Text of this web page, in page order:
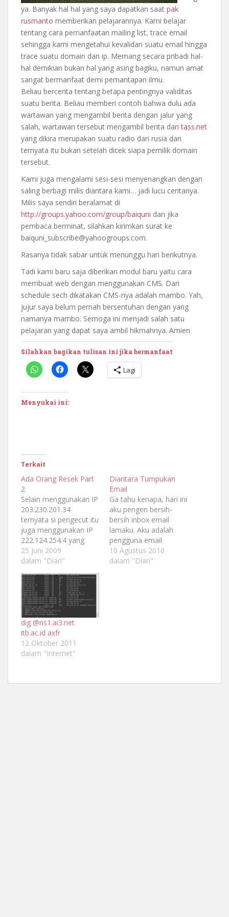
ya. Banyak hal hal yang saya dapatkan saat pak
rusmanto memberikan pelajarannya. Kami belajar
tentang cara pemanfaatan mailing list, trace email
sehingga kami mengetahui kevalidan suatu email hingga
trace suatu domain dan ip. Memang secara pribadi hal-
hal demikian bukan hal yang asing bagiku, namun amat
sangat bermanfaat demi pemantapan ilmu.
Beliau bercerita tentang betapa pentingnya validitas
suatu berita. Beliau memberi contoh bahwa dulu ada
wartawan yang mengambil berita dengan jalur yang
salah, wartawan tersebut mengambil berita daritass.net
yang dikira merupakan suatu radio dari rusia dan
ternyata itu bukan setelah dicek siapa pemilik domain
tersebut.
Kami juga mengalami sesi-sesi menyenangkan dengan
saling berbagi milis diantara kami… jadi lucu ceritanya.
Milis saya sendiri beralamat di
http://groups.yahoo.com/group/baiquni dan jika
pembaca berminat, silahkan kirimkan surat ke
baiquni_subscribe@yahoogroups.com.
Rasanya tidak sabar untuk menunggu hari berikutnya.
Tadi kami baru saja diberikan modul baru yaitu cara
membuat web dengan menggunakan CMS. Dari
schedule sech dikatakan CMS-nya adalah mambo. Yah,
jujur saya belum pernah bersentuhan dengan yang
namanya mambo. Semoga ini menjadi salah satu
pelajaran yang dapat saya ambil hikmahnya. Amien
Silahkan bagikan tulisan ini jika bermanfaat
Lagi
Menyukai ini:
Terkait
Ada Orang Resek Part
2
Selain menggunakan IP
203.230.201.34
ternyata si pengecut itu
juga menggunakan IP
222.124.254.4 yang
notabene IP milik
Astinet Telkom. Saya
mencoba mencari kira-
kira IP tersebut dimiliki
oleh instansi mana.
Sebuah surat sudah
saya layangkan ke
abuse@telkom.net.id
namun hingga saat ini
belum ada tanggapan
sama sekali. Sharing
25 Juni 2009
dalam "Diari"
Diantara Tumpukan
Email
Ga tahu kenapa, hari ini
aku pengen bersih-
bersih inbox email
lamaku. Aku adalah
pengguna email
dengan memanfaatkan
akun di Yahoo! Mail.
untuk…
10 Agustus 2010
dalam "Diari"
dig @ns1.ai3.net
itb.ac.id axfr
12 Oktober 2011
dalam "Internet"